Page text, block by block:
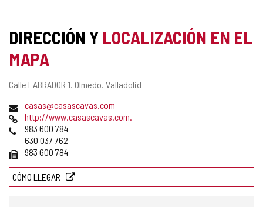
DIRECCIÓN Y LOCALIZACIÓN EN EL
MAPA
Dirección
Calle LABRADOR 1. Olmedo. Valladolid
Dirección
de
correo
electrónico
casas@casascavas.com
Página
Web
http://www.casascavas.com.
Teléfonos
983 600 784
630 037 762
Fax 983 600 784
CÓMO LLEGAR